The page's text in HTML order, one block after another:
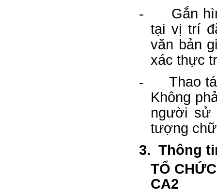
-
Gắn
tại vị trí
văn bản
xác thực
-
Thao
Không
người sử
tượng
3. Thông
TỔ
CA2